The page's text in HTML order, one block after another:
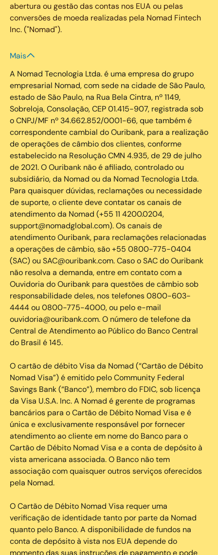
abertura ou gestão das contas nos EUA ou pelas
conversões de moeda realizadas pela Nomad Fintech
Inc. ("Nomad").
Mais
A Nomad Tecnologia Ltda. é uma empresa do grupo
empresarial Nomad, com sede na cidade de São Paulo,
estado de São Paulo, na Rua Bela Cintra, nº 1149,
Sobreloja, Consolação, CEP 01.415-907, registrada sob
o CNPJ/MF nº 34.662.852/0001-66, que também é
correspondente cambial do Ouribank, para a realização
de operações de câmbio dos clientes, conforme
estabelecido na Resolução CMN 4.935, de 29 de julho
de 2021. O Ouribank não é afiliado, controlado ou
subsidiário, da Nomad ou da Nomad Tecnologia Ltda.
Para quaisquer dúvidas, reclamações ou necessidade
de suporte, o cliente deve contatar os canais de
atendimento da Nomad (+55 11 4200.0204,
support@nomadglobal.com). Os canais de
atendimento Ouribank, para reclamações relacionadas
a operações de câmbio, são +55 0800-775-0404
(SAC) ou SAC@ouribank.com. Caso o SAC do Ouribank
não resolva a demanda, entre em contato com a
Ouvidoria do Ouribank para questões de câmbio sob
responsabilidade deles, nos telefones 0800-603-
4444 ou 0800-775-4000, ou pelo e-mail
ouvidoria@ouribank.com. O número de telefone da
Central de Atendimento ao Público do Banco Central
do Brasil é 145.
O cartão de débito Visa da Nomad (“Cartão de Débito
Nomad Visa”) é emitido pelo Community Federal
Savings Bank (“Banco”), membro do FDIC, sob licença
da Visa U.S.A. Inc. A Nomad é gerente de programas
bancários para o Cartão de Débito Nomad Visa e é
única e exclusivamente responsável por fornecer
atendimento ao cliente em nome do Banco para o
Cartão de Débito Nomad Visa e a conta de depósito à
vista americana associada. O Banco não tem
associação com quaisquer outros serviços oferecidos
pela Nomad.
O Cartão de Débito Nomad Visa requer uma
verificação de identidade tanto por parte da Nomad
quanto pelo Banco. A disponibilidade de fundos na
conta de depósito à vista nos EUA depende do
momento das suas instruções de pagamento e pode